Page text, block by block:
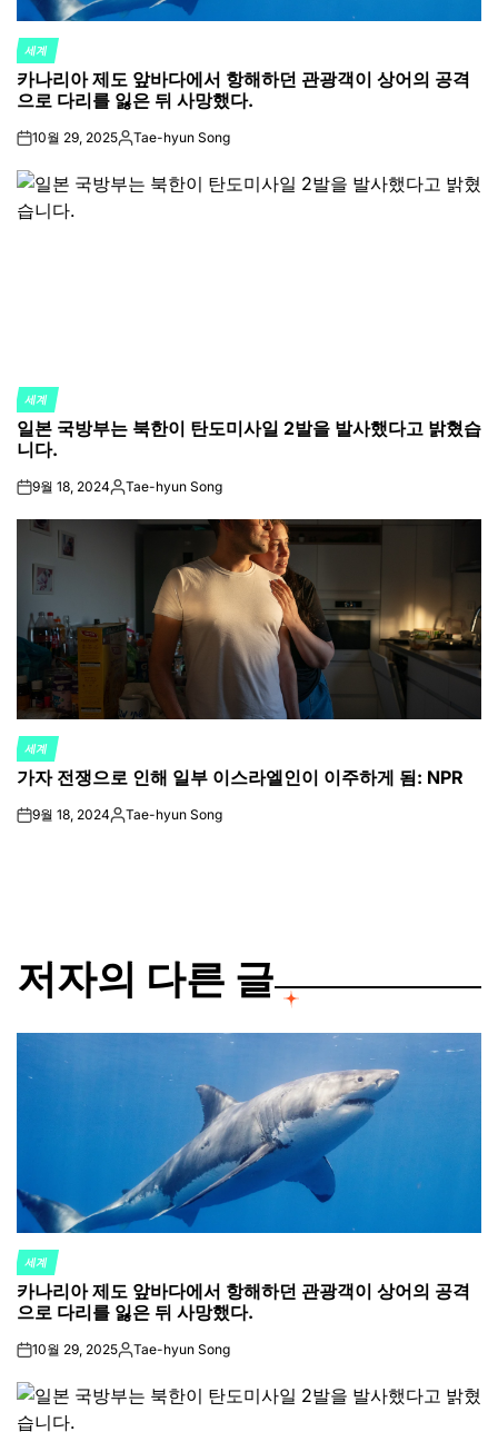
POSTED
IN
세계
카나리아 제도 앞바다에서 항해하던 관광객이 상어의 공격
으로 다리를 잃은 뒤 사망했다.
on10월 29, 2025Posted
Tae-hyun Song
POSTED
IN
세계
일본 국방부는 북한이 탄도미사일 2발을 발사했다고 밝혔습
니다.
on9월 18, 2024Posted
Tae-hyun Song
POSTED
IN
세계
가자 전쟁으로 인해 일부 이스라엘인이 이주하게 됨: NPR
on9월 18, 2024Posted
Tae-hyun Song
저자의 다른 글
POSTED
IN
세계
카나리아 제도 앞바다에서 항해하던 관광객이 상어의 공격
으로 다리를 잃은 뒤 사망했다.
on10월 29, 2025Posted
Tae-hyun Song